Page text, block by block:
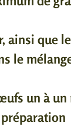
ainsi que
le
un à un
préparation